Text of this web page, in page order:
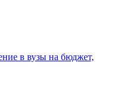
в вузы на бюджет,